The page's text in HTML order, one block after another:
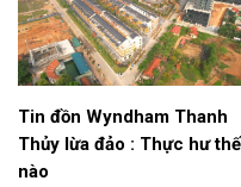
Tin đồn Wyndham Thanh
Thủy lừa đảo : Thực hư thế
nào